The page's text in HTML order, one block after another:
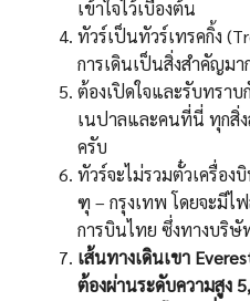
เข้าใจไว้เบื้องต้น
ทัวร์เป็นทัวร์เทรคกิ้ง
การเดินเป็นสิ่งสำคัญมา
ต้องเปิดใจและรับทรา
เนปาลและคนที่นี่ ทุกสิ่
ครับ
ทัวร์จะไม่รวมตั๋วเครื่อง
ฑุ – กรุงเทพ โดยจะมี
การบินไทย ซึ่งทางบริษั
เส้นทางเดินเขา
ต้องผ่านระดับความสูง